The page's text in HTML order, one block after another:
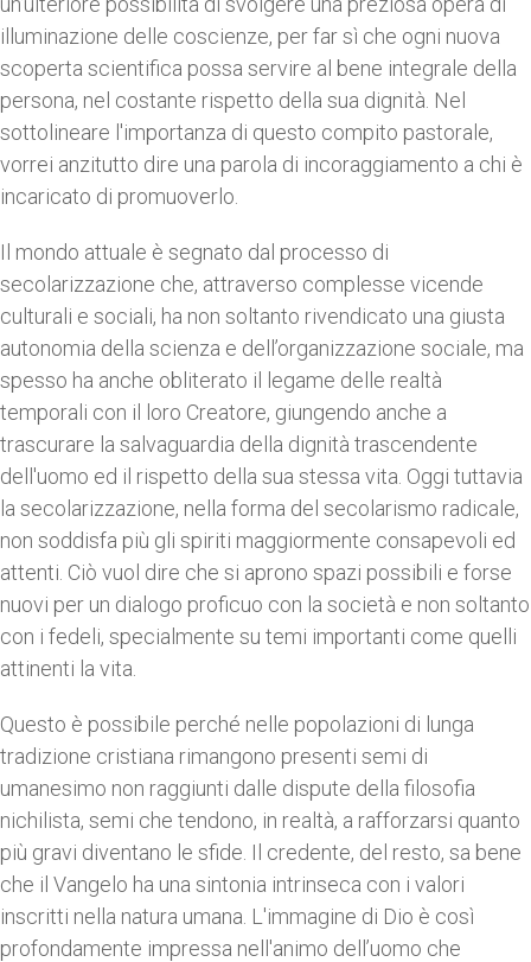
illuminazione delle coscienze, per far sì che ogni nuova
scoperta scientifica possa servire al bene integrale della
persona, nel costante rispetto della sua dignità. Nel
sottolineare l'importanza di questo compito pastorale,
vorrei anzitutto dire una parola di incoraggiamento a chi è
incaricato di promuoverlo.
Il mondo attuale è segnato dal processo di
secolarizzazione che, attraverso complesse vicende
culturali e sociali, ha non soltanto rivendicato una giusta
autonomia della scienza e dell’organizzazione sociale, ma
spesso ha anche obliterato il legame delle realtà
temporali con il loro Creatore, giungendo anche a
trascurare la salvaguardia della dignità trascendente
dell'uomo ed il rispetto della sua stessa vita. Oggi tuttavia
la secolarizzazione, nella forma del secolarismo radicale,
non soddisfa più gli spiriti maggiormente consapevoli ed
attenti. Ciò vuol dire che si aprono spazi possibili e forse
nuovi per un dialogo proficuo con la società e non soltanto
con i fedeli, specialmente su temi importanti come quelli
attinenti la vita.
Questo è possibile perché nelle popolazioni di lunga
tradizione cristiana rimangono presenti semi di
umanesimo non raggiunti dalle dispute della filosofia
nichilista, semi che tendono, in realtà, a rafforzarsi quanto
più gravi diventano le sfide. Il credente, del resto, sa bene
che il Vangelo ha una sintonia intrinseca con i valori
inscritti nella natura umana. L'immagine di Dio è così
profondamente impressa nell'animo dell’uomo che